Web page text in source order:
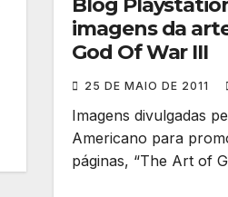
Blog
imagens da
God Of War III
25 DE MAIO DE 2011
Imagens divulgadas
Americano para
páginas, “The Art of